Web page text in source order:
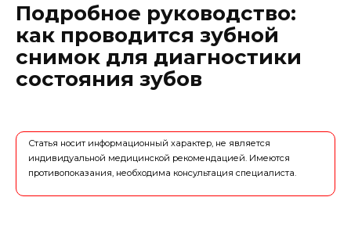
Подробное руководство:
как проводится зубной
снимок для диагностики
состояния зубов
Статья носит информационный характер, не является
индивидуальной медицинской рекомендацией. Имеются
противопоказания, необходима консультация специалиста.